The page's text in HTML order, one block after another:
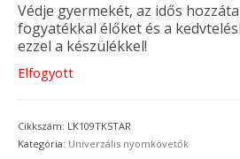
Védje gyermekét, az idős
fogyatékkal élőket és a
ezzel a készülékkel!
Elfogyott
Cikkszám: LK109TKSTAR
Kategória: Univerzális nyomkövetők